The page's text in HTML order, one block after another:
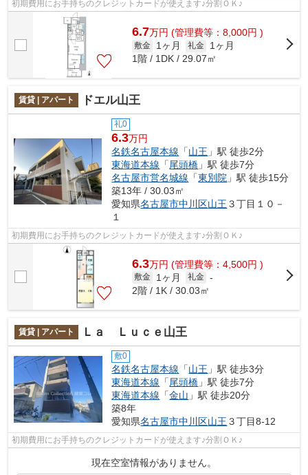
初期費用にお手持ちのクレジットカードが使えます♪分割ＯＫ♪
6.7万円 (管理費等：8,000円 )
敷金 1ヶ月 礼金
1ヶ月
1階 / 1DK / 29.07㎡
賃貸 | アパート ドエル山王
礼0
6.3万円
名鉄名古屋本線 「山王 」駅 徒歩2分
東海道本線 「尾頭橋 」駅 徒歩7分
名古屋市営名城線 「東別院 」駅 徒歩15分
築13年 / 30.03㎡
愛知県名古屋市中川区山王 ３丁目１０－
１
初期費用にお手持ちのクレジットカードが使えます♪分割ＯＫ♪
6.3万円 (管理費等：4,500円 )
敷金 1ヶ月 礼金 -
2階 / 1K / 30.03㎡
賃貸 | アパート Ｌａ Ｌｕｃｅ山王
敷0
名鉄名古屋本線 「山王 」駅 徒歩3分
東海道本線 「尾頭橋 」駅 徒歩7分
東海道本線 「金山 」駅 徒歩20分
築8年
愛知県名古屋市中川区山王 ３丁目8-12
初期費用にお手持ちのクレジットカードが使えます♪分割ＯＫ♪
現在空室情報がありません。